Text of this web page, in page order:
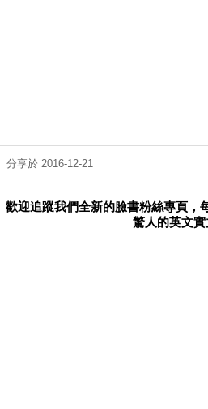
分享於 2016-12-21
歡迎追蹤我們全新的臉書粉絲專頁，
驚人的英文實